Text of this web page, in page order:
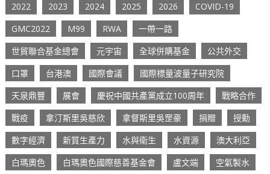
2022 2023 2024 2025 2026
COVID-19
GMC2022
M99 RWA
一帶一路
世貿聯合基金總會
元宇宙 全球併購基金
公共外交
口罩
台港澳 國際會議
國際標量波量子研究院
天泉鼎豐
展會 慶祝中國共產黨成立100周年
戰略合作
戰疫
拿汀斯里吳慈欣 拿督斯里吳罡豪 捐贈
授勳
數字經濟
新質生產力 水與衛生 水資源
澳大利亞
白瑪奧色
白瑪奧色國際慈善基金會 盧文端
空氣製水